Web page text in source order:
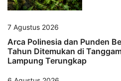
7 Agustus 2026
Arca Polinesia dan Punden
Tahun Ditemukan di
Lampung Terungkap